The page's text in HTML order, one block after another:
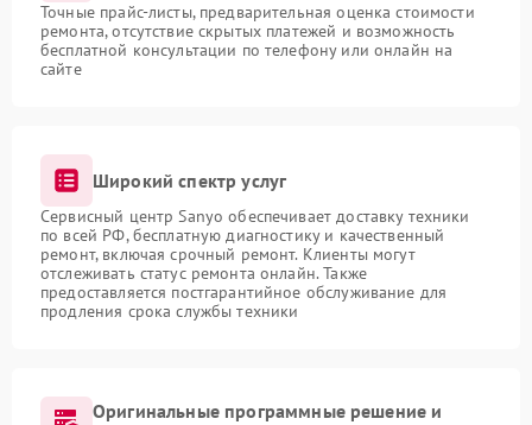
Точные прайс-листы, предварительная оценка стоимости
ремонта, отсутствие скрытых платежей и возможность
бесплатной консультации по телефону или онлайн на
сайте
Широкий спектр услуг
Сервисный центр Sanyo обеспечивает доставку техники
по всей РФ, бесплатную диагностику и качественный
ремонт, включая срочный ремонт. Клиенты могут
отслеживать статус ремонта онлайн. Также
предоставляется постгарантийное обслуживание для
продления срока службы техники
Оригинальные программные решение и